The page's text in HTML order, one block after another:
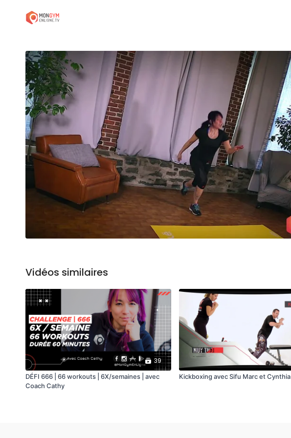
Vidéos similaires
39
DÉFI 666 | 66 workouts | 6X/semaines | avec
Coach Cathy
Kickboxing avec Sifu Marc et Cynthia